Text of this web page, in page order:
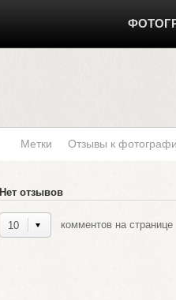
Метки Отзывы к
Нет отзывов
10 комментов на странице